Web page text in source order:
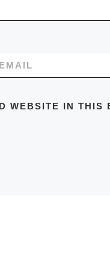
EMAIL
WEBSITE IN THIS